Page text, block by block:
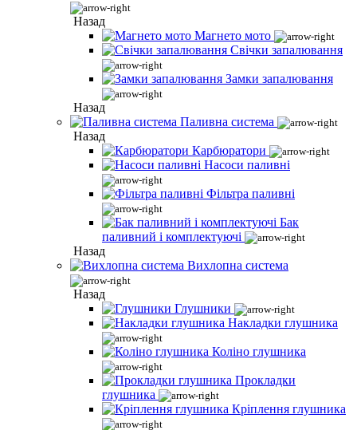
Назад
Магнето мото
Свічки запалювання
Замки запалювання
Назад
Паливна система
Назад
Карбюратори
Насоси паливні
Фільтра паливні
Бак
паливний і комплектуючі
Назад
Вихлопна система
Назад
Глушники
Накладки глушника
Коліно глушника
Прокладки
глушника
Кріплення глушника